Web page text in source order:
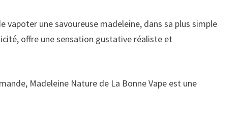
vapoter une savoureuse madeleine, dans sa plus simple
offre une sensation gustative réaliste et
Madeleine Nature de La Bonne Vape est une